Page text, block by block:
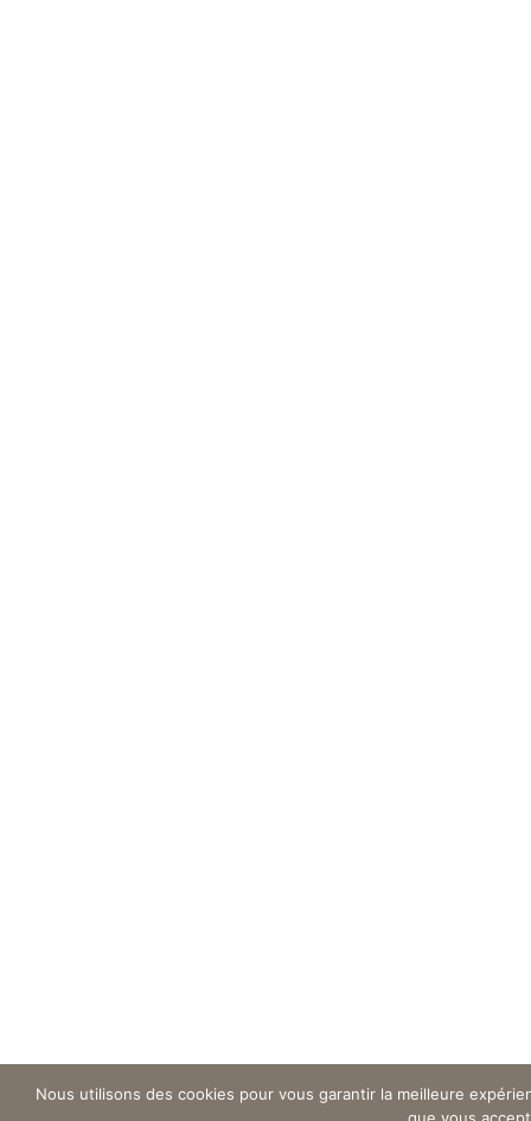
Nous utilisons des cookies pour vous garantir la meilleure